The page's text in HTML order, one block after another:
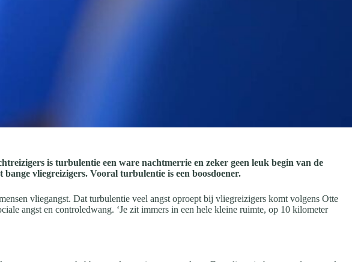
is turbulentie een ware nachtmerrie en zeker geen leuk begin van de
vliegreizigers. Vooral turbulentie is een boosdoener.
vliegangst. Dat turbulentie veel angst oproept bij vliegreizigers komt volgens Otte
angst en controledwang. ‘Je zit immers in een hele kleine ruimte, op 10 kilometer